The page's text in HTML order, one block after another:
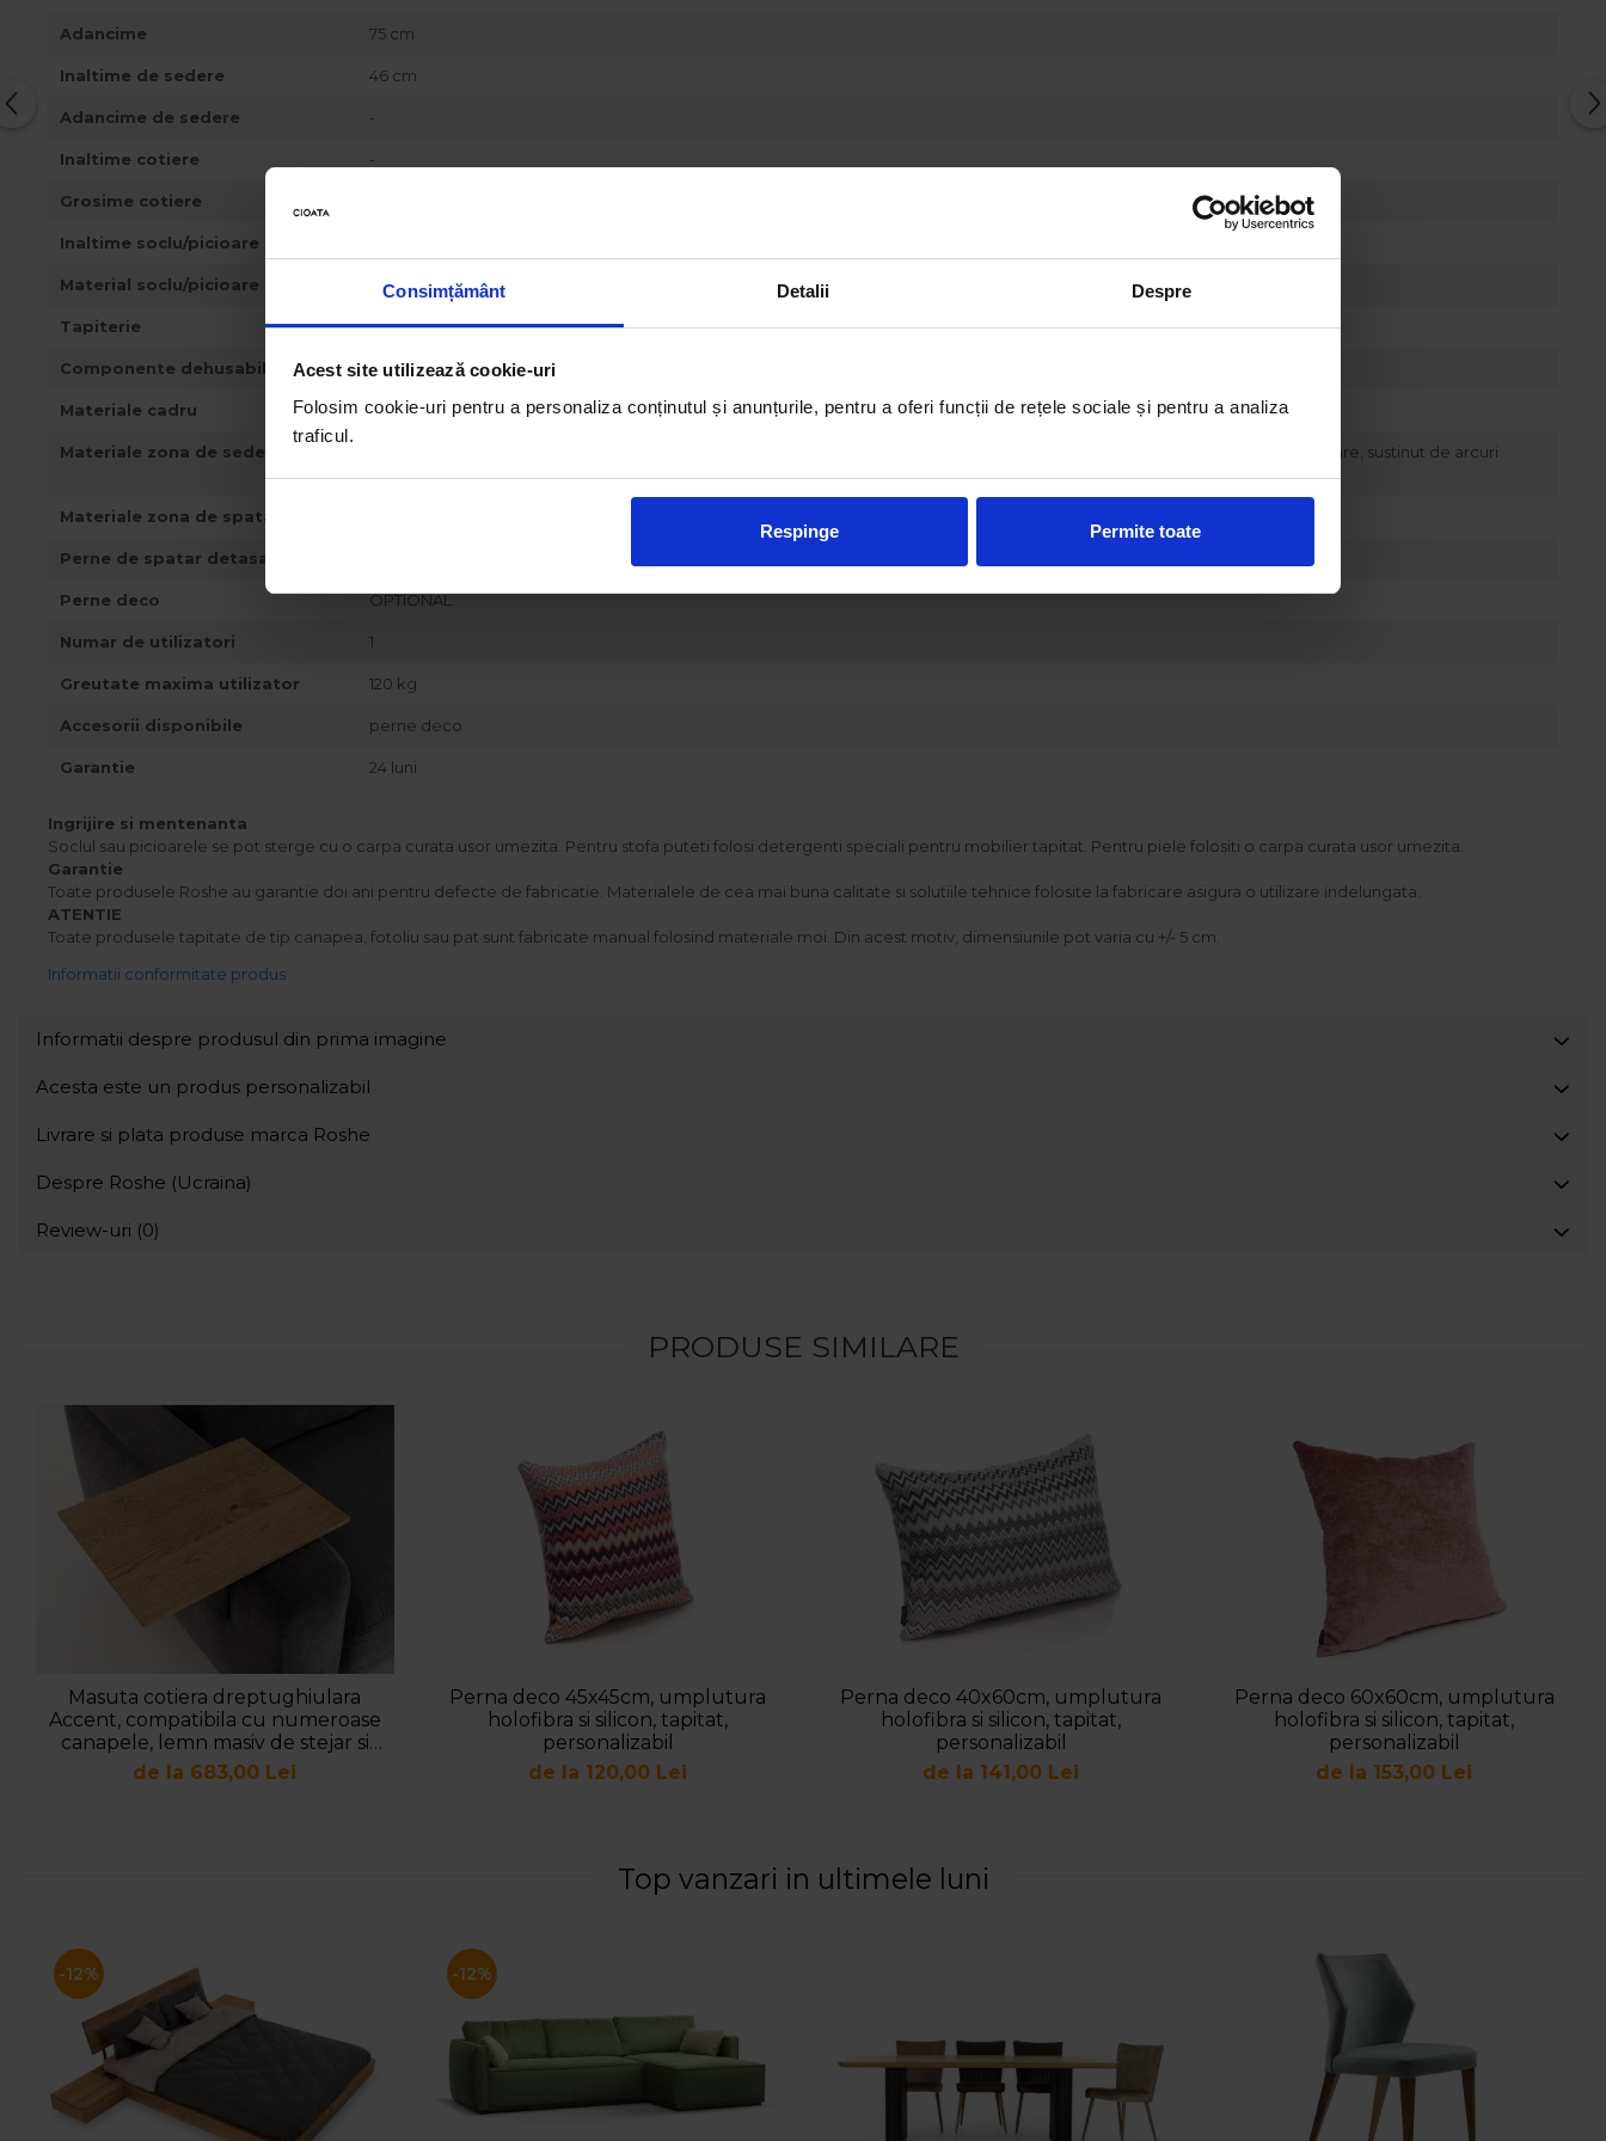
Consimțământ Detalii Despre
Acest site utilizează cookie-uri
Folosim cookie-uri pentru a personaliza conținutul și anunțurile, pentru a oferi funcții de rețele sociale și pentru a analiza
traficul.
Respinge Permite toate
Adancime 75 cm
Inaltime de sedere 46 cm
Adancime de sedere -
Inaltime cotiere -
Grosime cotiere
Inaltime soclu/picioare
Material soclu/picioare plastic
Tapiterie stofa
Componente dehusabile -
Materiale cadru lemn masiv, metal, placaj, PAL, MDF
Materiale zona de sedere
doua straturi de spuma poliuretanica: stratul superior, cu rezistenta ridicata (High Resilient), iar stratul inferior, cu elasticitate mare, sustinut de arcuri
elicoidale
Materiale zona de spatar
Perne de spatar detasabile
Perne deco OPTIONAL
Numar de utilizatori 1
Greutate maxima utilizator 120 kg
Accesorii disponibile perne deco
Garantie 24 luni
Ingrijire si mentenanta
Soclul sau picioarele se pot sterge cu o carpa curata usor umezita. Pentru stofa puteti folosi detergenti speciali pentru mobilier tapitat. Pentru piele folositi o carpa curata usor umezita.
Garantie
Toate produsele Roshe au garantie doi ani pentru defecte de fabricatie. Materialele de cea mai buna calitate si solutiile tehnice folosite la fabricare asigura o utilizare indelungata.
ATENTIE
Toate produsele tapitate de tip canapea, fotoliu sau pat sunt fabricate manual folosind materiale moi. Din acest motiv, dimensiunile pot varia cu +/- 5 cm.
Informatii conformitate produs
Informatii despre produsul din prima imagine
Acesta este un produs personalizabil
Livrare si plata produse marca Roshe
Despre Roshe (Ucraina)
Review-uri (0)
PRODUSE SIMILARE
Masuta cotiera dreptughiulara
Accent, compatibila cu numeroase
canapele, lemn masiv de stejar si
otel, reglabil pentru cotiere cu
grosimi diferite
de la 683,00 Lei
Perna deco 45x45cm, umplutura
holofibra si silicon, tapitat,
personalizabil
de la 120,00 Lei
Perna deco 40x60cm, umplutura
holofibra si silicon, tapitat,
personalizabil
de la 141,00 Lei
Perna deco 60x60cm, umplutura
holofibra si silicon, tapitat,
personalizabil
de la 153,00 Lei
Top vanzari in ultimele luni
-12% -12%